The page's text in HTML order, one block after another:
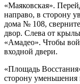
«Маяковская».
направо, в сторону
дома № 108,
двор. Слева от
«Амадео». Чтобы
входной двери.
«Площадь
сторону